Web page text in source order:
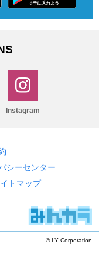
Instagram
シーセンター
トマップ
© LY Corporation